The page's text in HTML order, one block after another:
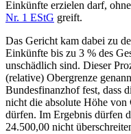
Einkünfte erzielen darf,
Nr. 1 EStG greift.
Das Gericht kam dabei zu
Einkünfte bis zu 3 % des
unschädlich sind. Dieser
(relative) Obergrenze
Bundesfinanzhof fest, dass
nicht die absolute Höhe von
dürfen. Im Ergebnis dürfen
24.500,00 nicht